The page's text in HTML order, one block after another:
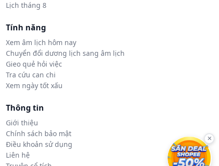
Lịch tháng 8
Tính năng
Xem âm lịch hôm nay
Chuyển đổi dương lịch sang âm lịch
Gieo quẻ hỏi việc
Tra cứu can chi
Xem ngày tốt xấu
Thông tin
Giới thiệu
Chính sách bảo mật
Điều khoản sử dụng
Liên hệ
×